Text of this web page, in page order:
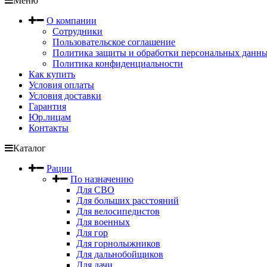
О компании
Сотрудники
Пользовательское соглашение
Политика защиты и обработки персональных
Политика конфиденциальности
Как купить
Условия оплаты
Условия доставки
Гарантия
Юр.лицам
Контакты
Каталог
Рации
По назначению
Для СВО
Для больших расстояний
Для велосипедистов
Для военных
Для гор
Для горнолыжников
Для дальнобойщиков
Для дачи